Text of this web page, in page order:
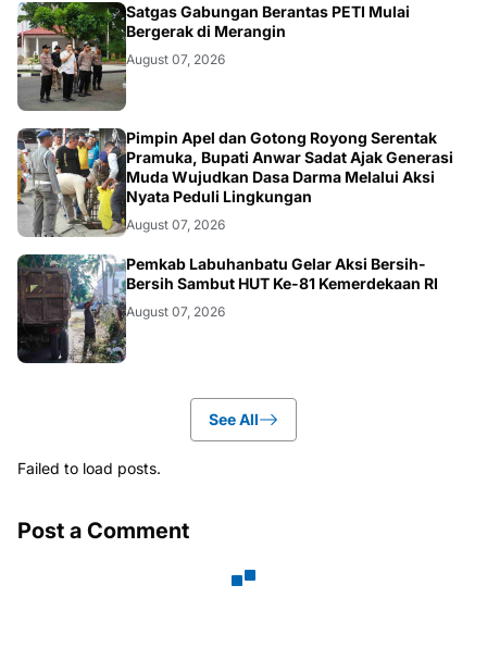
BANGKO
Satgas Gabungan Berantas PETI Mulai
Bergerak di Merangin
August 07, 2026
BERITA
Pimpin Apel dan Gotong Royong Serentak
Pramuka, Bupati Anwar Sadat Ajak Generasi
Muda Wujudkan Dasa Darma Melalui Aksi
Nyata Peduli Lingkungan
August 07, 2026
BERITA
Pemkab Labuhanbatu Gelar Aksi Bersih-
Bersih Sambut HUT Ke-81 Kemerdekaan RI
August 07, 2026
See All
Failed to load posts.
Post a Comment